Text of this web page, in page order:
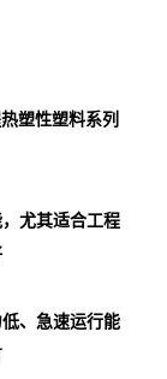
塑性塑料系列
尤其适合工程
、急速运行能